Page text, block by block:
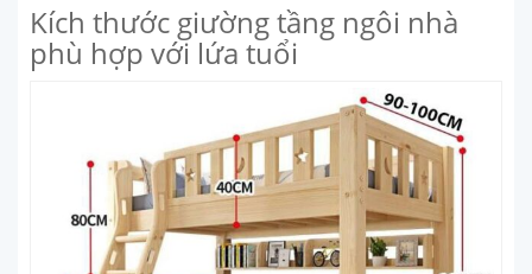
Kích thước giường tầng ngôi nhà
phù hợp với lứa tuổi